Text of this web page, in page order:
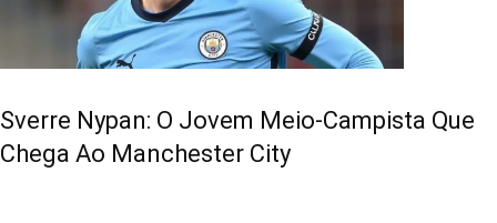
Sverre Nypan: O Jovem Meio-Campista Que
Chega Ao Manchester City